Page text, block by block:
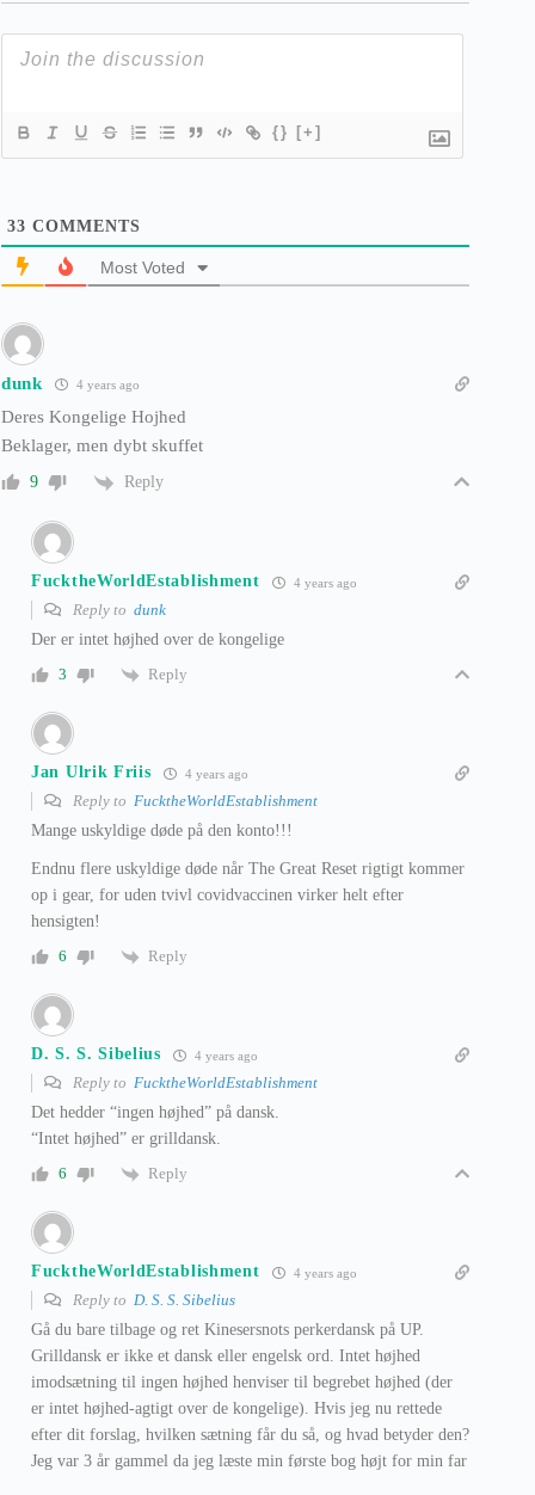
{} [+]
33 COMMENTS
Most Voted
dunk 4 years ago
Deres Kongelige Hojhed
Beklager, men dybt skuffet
9 Reply
FucktheWorldEstablishment 4 years ago
Reply to dunk
Der er intet højhed over de kongelige
3
Reply
Jan Ulrik Friis 4 years ago
Reply to FucktheWorldEstablishment
Mange uskyldige døde på den konto!!!
Endnu flere uskyldige døde når The Great Reset rigtigt kommer
op i gear, for uden tvivl covidvaccinen virker helt efter
hensigten!
6
Reply
D. S. S. Sibelius 4 years ago
Reply to FucktheWorldEstablishment
Det hedder “ingen højhed” på dansk.
“Intet højhed” er grilldansk.
6
Reply
FucktheWorldEstablishment 4 years ago
Reply to D. S. S. Sibelius
Gå du bare tilbage og ret Kinesersnots perkerdansk på UP.
Grilldansk er ikke et dansk eller engelsk ord. Intet højhed
imodsætning til ingen højhed henviser til begrebet højhed (der
er intet højhed-agtigt over de kongelige). Hvis jeg nu rettede
efter dit forslag, hvilken sætning får du så, og hvad betyder den?
Jeg var 3 år gammel da jeg læste min første bog højt for min far